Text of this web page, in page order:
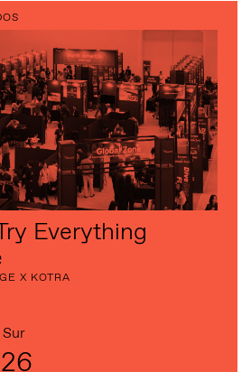
Everything
X KOTRA
Sur